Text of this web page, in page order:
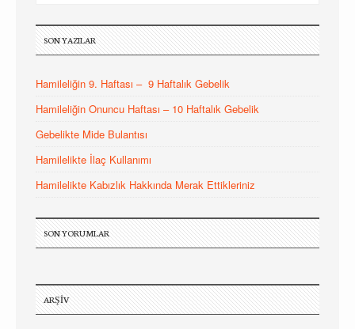
SON YAZILAR
Hamileliğin 9. Haftası – 9 Haftalık Gebelik
Hamileliğin Onuncu Haftası – 10 Haftalık Gebelik
Gebelikte Mide Bulantısı
Hamilelikte İlaç Kullanımı
Hamilelikte Kabızlık Hakkında Merak Ettikleriniz
SON YORUMLAR
ARŞIV